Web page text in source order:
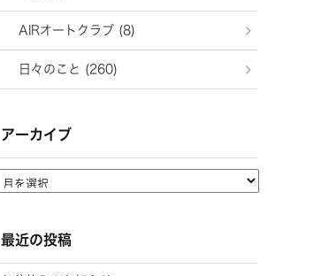
AIRオートクラブ (8)
日々のこと (260)
アーカイブ
最近の投稿